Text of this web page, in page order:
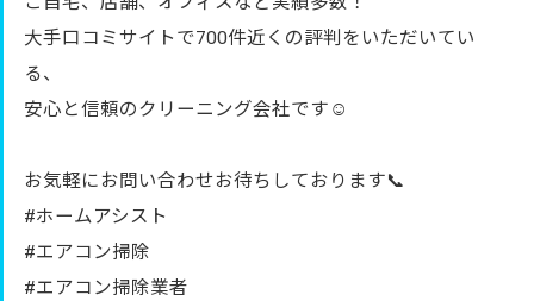
大手口コミサイトで700件近くの評判をいただいてい
る、
安心と信頼のクリーニング会社です☺️
お気軽にお問い合わせお待ちしております📞
#ホームアシスト
#エアコン掃除
#エアコン掃除業者